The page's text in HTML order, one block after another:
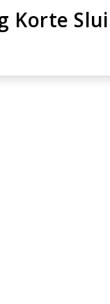
Korte